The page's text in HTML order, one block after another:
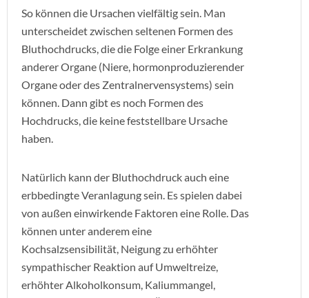
So können die Ursachen vielfältig sein. Man
unterscheidet zwischen seltenen Formen des
Bluthochdrucks, die die Folge einer Erkrankung
anderer Organe (Niere, hormonproduzierender
Organe oder des Zentralnervensystems) sein
können. Dann gibt es noch Formen des
Hochdrucks, die keine feststellbare Ursache
haben.
Natürlich kann der Bluthochdruck auch eine
erbbedingte Veranlagung sein. Es spielen dabei
von außen einwirkende Faktoren eine Rolle. Das
können unter anderem eine
Kochsalzsensibilität, Neigung zu erhöhter
sympathischer Reaktion auf Umweltreize,
erhöhter Alkoholkonsum, Kaliummangel,